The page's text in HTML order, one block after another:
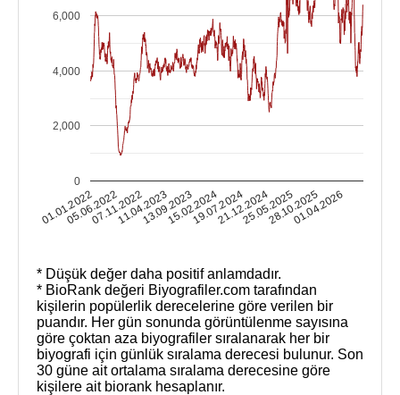
01.01.2022
05.06.2022
07.11.2022
11.04.2023
13.09.2023
15.02.2024
19.07.2024
21.12.2024
25.05.2025
28.10.2025
01.04.2026
0
2,000
4,000
6,000
* Düşük değer daha positif anlamdadır.
* BioRank değeri Biyografiler.com tarafından
kişilerin popülerlik derecelerine göre verilen bir
puandır. Her gün sonunda görüntülenme sayısına
göre çoktan aza biyografiler sıralanarak her bir
biyografi için günlük sıralama derecesi bulunur. Son
30 güne ait ortalama sıralama derecesine göre
kişilere ait biorank hesaplanır.